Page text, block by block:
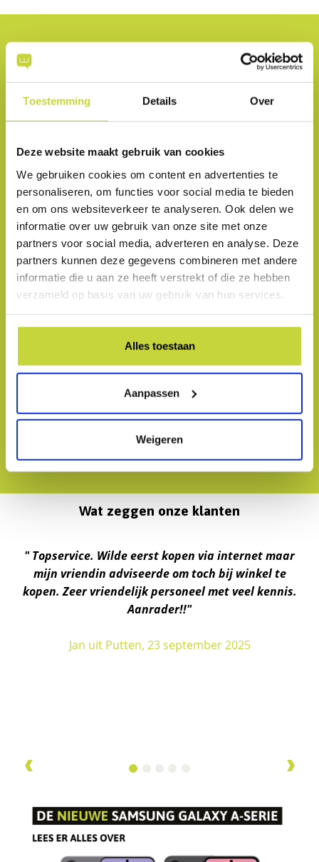
Toestemming Details Over
Deze website maakt gebruik van cookies
We gebruiken cookies om content en advertenties te
personaliseren, om functies voor social media te bieden
en om ons websiteverkeer te analyseren. Ook delen we
informatie over uw gebruik van onze site met onze
partners voor social media, adverteren en analyse. Deze
partners kunnen deze gegevens combineren met andere
informatie die u aan ze heeft verstrekt of die ze hebben
verzameld op basis van uw gebruik van hun services.
Alles toestaan
Aanpassen
Weigeren
Voor jou alleen het beste advies. Daarom ben je bij
Welcom gegarandeerd van een advies op maat.
Want alleen dan ben je pas echt geholpen op basis
het nu gaat om het beste Mobiele abonnement op
basis van jouw gebruik, een voordelige Internet & TV
aansluiting voor thuis met de beste wifi-garantie of
extra combinatievoordelen en ander bespaaradvies:
Wees Welcom bij.
Kom naar jouw Welcom winkel in de buurt voor
advies over:
Mobiel: het voordeel van alle providers onder
Internet, TV en Bellen: combineer, profiteer en
bespaar;
Service, Reparatie en Verzekering: uitgebreide
Oplossingen op maat op basis van
jouw persoonlijke wensen.
Wat zeggen onze klanten
Topservice. Wilde eerst kopen via internet maar
mijn vriendin adviseerde om toch bij winkel te
kopen. Zeer vriendelijk personeel met veel kennis.
Aanrader!!
Jan uit Putten, 23 september 2025